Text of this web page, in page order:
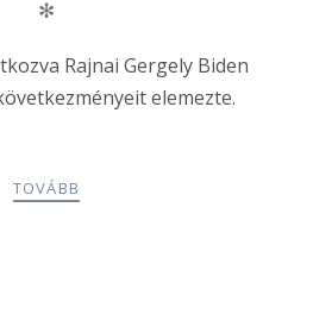
✻
Rajnai Gergely Biden
elemezte.
TOVÁBB